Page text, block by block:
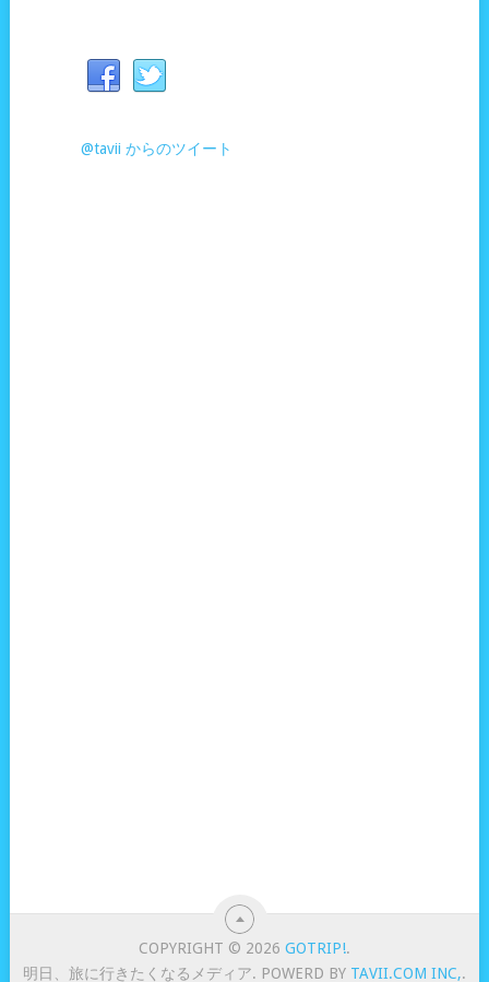
@tavii からのツイート
COPYRIGHT © 2026GOTRIP!.
明日、旅に行きたくなるメディア. POWERD BY TAVII.COM INC,.